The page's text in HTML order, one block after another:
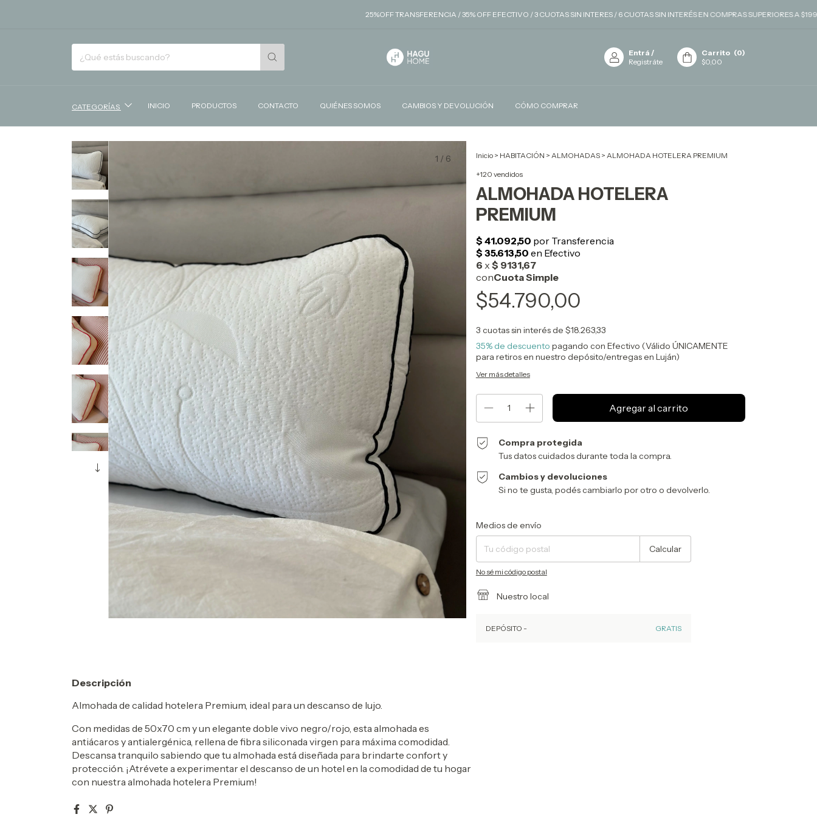
25%OFF TRANSFERENCIA / 35% OFF EFECTIVO / 3 CUOTAS SIN INTERES / 6 CUOTAS SIN INTERÉS EN COMPRAS SUPERIORES A
Entrá /
Registráte
Carrito (0)
$0,00
CATEGORÍAS INICIO PRODUCTOS CONTACTO QUIÉNES SOMOS CAMBIOS Y DEVOLUCIÓN CÓMO COMPRAR
1 / 6 Inicio > HABITACIÓN > ALMOHADAS > ALMOHADA HOTELERA PREMIUM
+120 vendidos
ALMOHADA HOTELERA
PREMIUM
$54.790,00
3 cuotas sin interés de $18.263,33
35% de descuento pagando con Efectivo (Válido ÚNICAMENTE
para retiros en nuestro depósito/entregas en Luján)
Ver más detalles
Compra protegida
Tus datos cuidados durante toda la compra.
Cambios y devoluciones
Si no te gusta, podés cambiarlo por otro o devolverlo.
Entregas para el CP:
Medios de envío
Calcular
No sé mi código postal
Nuestro local
DEPÓSITO - GRATIS
Descripción
Almohada de calidad hotelera Premium, ideal para un descanso de lujo.
Con medidas de 50x70 cm y un elegante doble vivo negro/rojo, esta almohada es
antiácaros y antialergénica, rellena de fibra siliconada virgen para máxima comodidad.
Descansa tranquilo sabiendo que tu almohada está diseñada para brindarte confort y
protección. ¡Atrévete a experimentar el descanso de un hotel en la comodidad de tu hogar
con nuestra almohada hotelera Premium!